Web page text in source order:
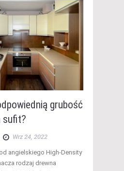
grubość
sufit?
Wrz 24, 2022
angielskiego High-Density
rodzaj drewna